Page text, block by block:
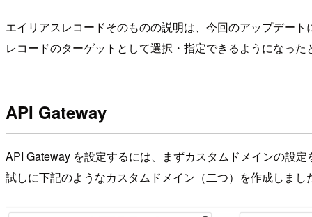
エイリアスレコードそのものの説明は、今回のアップデー
レコードのターゲットとして選択・指定できるようになった
API Gateway
API Gateway を設定するには、まずカスタムドメインの設
試しに下記のようなカスタムドメイン（二つ）を作成しまし